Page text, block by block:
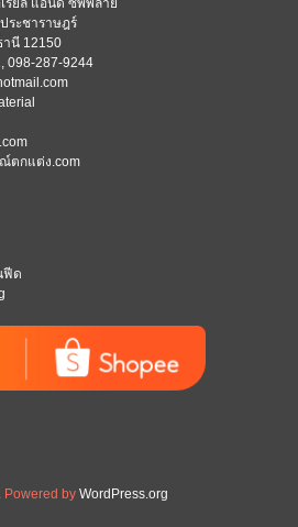
รียล แอนด์ ซัพพลาย
ระชาราษฎร์
านี 12150
098-287-9244
ตกแต่ง.com
ฟีด
. Powered byWordPress.org